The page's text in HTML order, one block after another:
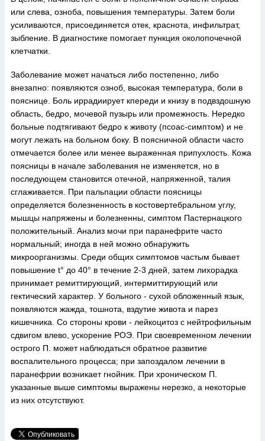
или слева, озноба, повышения температуры. Затем боли
усиливаются, присоединяется отек, краснота, инфильтрат,
зыбление. В диагностике помогает пункция околопочечной
клетчатки.
Заболевание может начаться либо постепенно, либо
внезапно: появляются озноб, высокая температура, боли в
пояснице. Боль иррадиирует кпереди и книзу в подвздошную
область, бедро, мочевой пузырь или промежность. Нередко
больные подтягивают бедро к животу (псоас-симптом) и не
могут лежать на больном боку. В поясничной области часто
отмечается более или менее выраженная припухлость. Кожа
поясницы в начале заболевания не изменяется, но в
последующем становится отечной, напряженной, талия
сглаживается. При пальпации области поясницы
определяется болезненность в костовертебральном углу,
мышцы напряжены и болезненны, симптом Пастернацкого
положительный. Анализ мочи при паранефрите часто
нормальный; иногда в ней можно обнаружить
микроорганизмы. Среди общих симптомов частым бывает
повышение t° до 40° в течение 2-3 дней, затем лихорадка
принимает ремиттирующий, интермиттирующий или
гектический характер. У больного - сухой обложенный язык,
появляются жажда, тошнота, вздутие живота и парез
кишечника. Со стороны крови - лейкоцитоз с нейтрофильным
сдвигом влево, ускорение РОЭ. При своевременном лечении
острого П. может наблюдаться обратное развитие
воспалительного процесса; при запоздалом лечении в
паранефрии возникает гнойник. При хроническом П.
указанные выше симптомы выражены нерезко, а некоторые
из них отсутствуют.